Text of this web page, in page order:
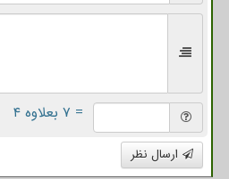
= ۷ بعلاوه ۴
ارسال نظر